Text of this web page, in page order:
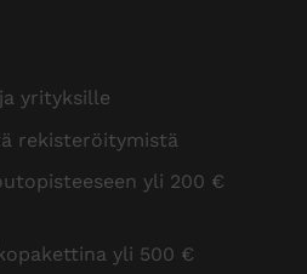
yrityksille
rekisteröitymistä
yli 200 €
yli 500 €